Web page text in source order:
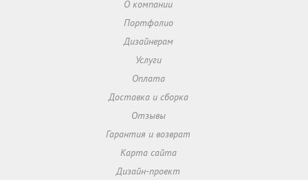
О компании
Портфолио
Дизайнерам
Услуги
Оплата
Доставка и сборка
Отзывы
Гарантия и возврат
Карта сайта
Дизайн-проект